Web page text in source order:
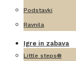
Podstavki
Ravnila
Igre in zabava
Little steps®